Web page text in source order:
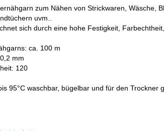
zum Nähen von Strickwaren, Wäsche,
uvm..
sich durch eine hohe Festigkeit,
ca. 100 m
mm
120
95°C waschbar, bügelbar und für den Trockner